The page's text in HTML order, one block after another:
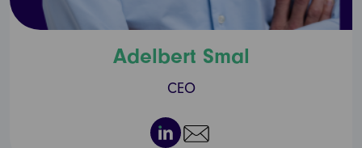
Adelbert Smal
CEO